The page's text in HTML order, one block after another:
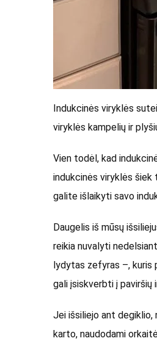
Indukcinės viryklės
viryklės kampelių ir
Vien todėl, kad
indukcinės viryklės šiek
galite išlaikyti savo
Daugelis iš mūsų
reikia nuvalyti
lydytas zefyras –, kuris
gali įsiskverbti į paviršių
Jei išsiliejo ant degiklio,
karto, naudodami